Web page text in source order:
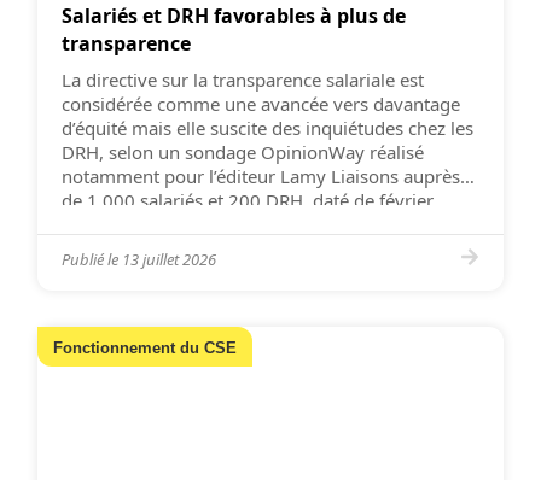
Salariés et DRH favorables à plus de
transparence
La directive sur la transparence salariale est
considérée comme une avancée vers davantage
d’équité mais elle suscite des inquiétudes chez les
DRH, selon un sondage OpinionWay réalisé
notamment pour l’éditeur Lamy Liaisons auprès
de 1 000 salariés et 200 DRH, daté de février.
en droit français d’ici au 7 […]
Publié le 13 juillet 2026
Fonctionnement du CSE